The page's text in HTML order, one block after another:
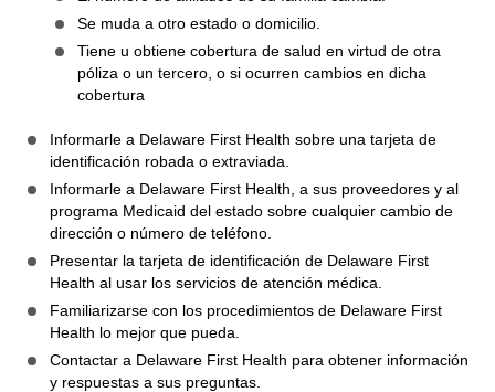
Se muda a otro estado o domicilio.
Tiene u obtiene cobertura de salud en virtud de otra
póliza o un tercero, o si ocurren cambios en dicha
cobertura
Informarle a Delaware First Health sobre una tarjeta de
identificación robada o extraviada.
Informarle a Delaware First Health, a sus proveedores y al
programa Medicaid del estado sobre cualquier cambio de
dirección o número de teléfono.
Presentar la tarjeta de identificación de Delaware First
Health al usar los servicios de atención médica.
Familiarizarse con los procedimientos de Delaware First
Health lo mejor que pueda.
Contactar a Delaware First Health para obtener información
y respuestas a sus preguntas.